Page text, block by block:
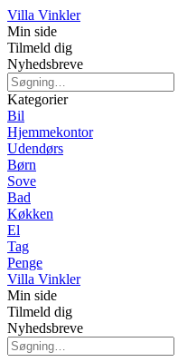
Villa Vinkler
Min side
Tilmeld dig
Nyhedsbreve
Kategorier
Bil
Hjemmekontor
Udendørs
Børn
Sove
Bad
Køkken
El
Tag
Penge
Villa Vinkler
Min side
Tilmeld dig
Nyhedsbreve